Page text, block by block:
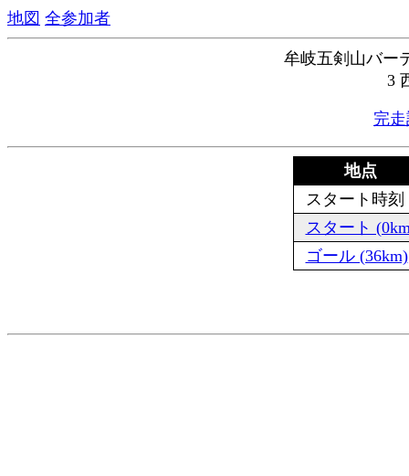
地図 全参加者
牟岐五剣山バー
3
完
地点
スタート時刻
スタート
ゴール (36km)